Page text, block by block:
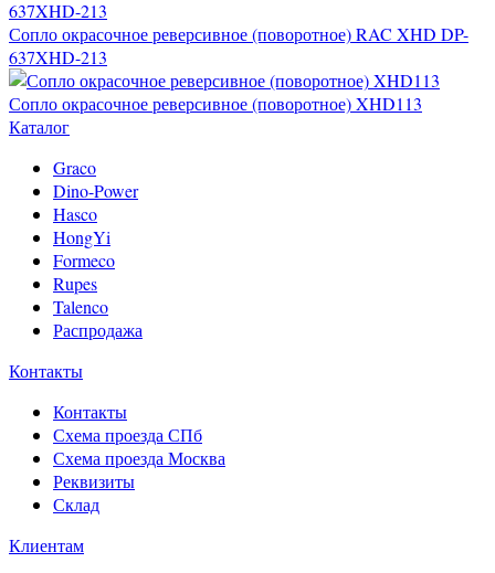
Сопло окрасочное реверсивное (поворотное) RAC XHD DP-
637XHD-213
Сопло окрасочное реверсивное (поворотное) XHD113
Каталог
Graco
Dino-Power
Hasco
HongYi
Formeco
Rupes
Talenco
Распродажа
Контакты
Контакты
Схема проезда СПб
Схема проезда Москва
Реквизиты
Склад
Клиентам